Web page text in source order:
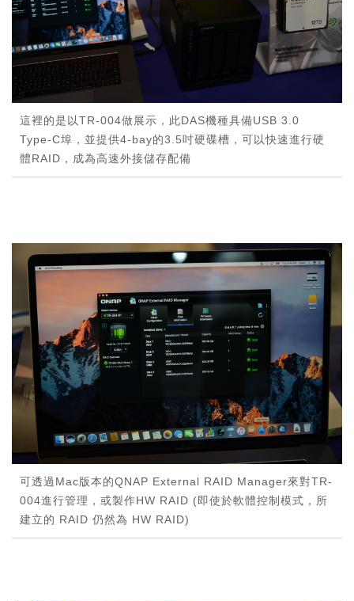
這裡的是以TR-004做展示，此DAS機種具備USB 3.0
Type-C埠，並提供4-bay的3.5吋硬碟槽，可以快速進行硬
體RAID，成為高速外接儲存配備
可透過Mac版本的QNAP External RAID Manager來對TR-
004進行管理，或製作HW RAID (即使於軟體控制模式，所
建立的 RAID 仍然為 HW RAID)